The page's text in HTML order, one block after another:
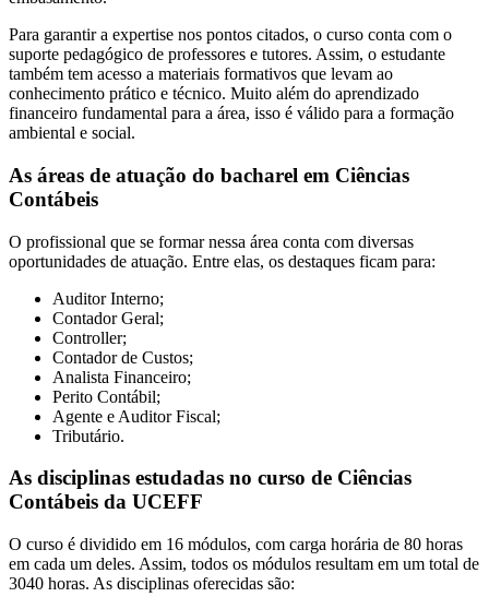
Para garantir a expertise nos pontos citados, o curso conta com o
suporte pedagógico de professores e tutores. Assim, o estudante
também tem acesso a materiais formativos que levam ao
conhecimento prático e técnico. Muito além do aprendizado
financeiro fundamental para a área, isso é válido para a formação
ambiental e social.
As áreas de atuação do bacharel em Ciências
Contábeis
O profissional que se formar nessa área conta com diversas
oportunidades de atuação. Entre elas, os destaques ficam para:
Auditor Interno;
Contador Geral;
Controller;
Contador de Custos;
Analista Financeiro;
Perito Contábil;
Agente e Auditor Fiscal;
Tributário.
As disciplinas estudadas no curso de Ciências
Contábeis da UCEFF
O curso é dividido em 16 módulos, com carga horária de 80 horas
em cada um deles. Assim, todos os módulos resultam em um total de
3040 horas. As disciplinas oferecidas são: